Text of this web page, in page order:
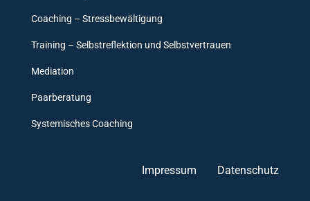
Coaching – Stressbewältigung
Training – Selbstreflektion und Selbstvertrauen
Mediation
Paarberatung
Systemisches Coaching
Impressum Datenschutz